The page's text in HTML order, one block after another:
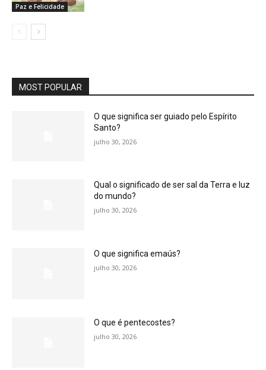
Paz e Felicidade
MOST POPULAR
O que significa ser guiado pelo Espírito
Santo?
julho 30, 2026
Qual o significado de ser sal da Terra e luz
do mundo?
julho 30, 2026
O que significa emaús?
julho 30, 2026
O que é pentecostes?
julho 30, 2026